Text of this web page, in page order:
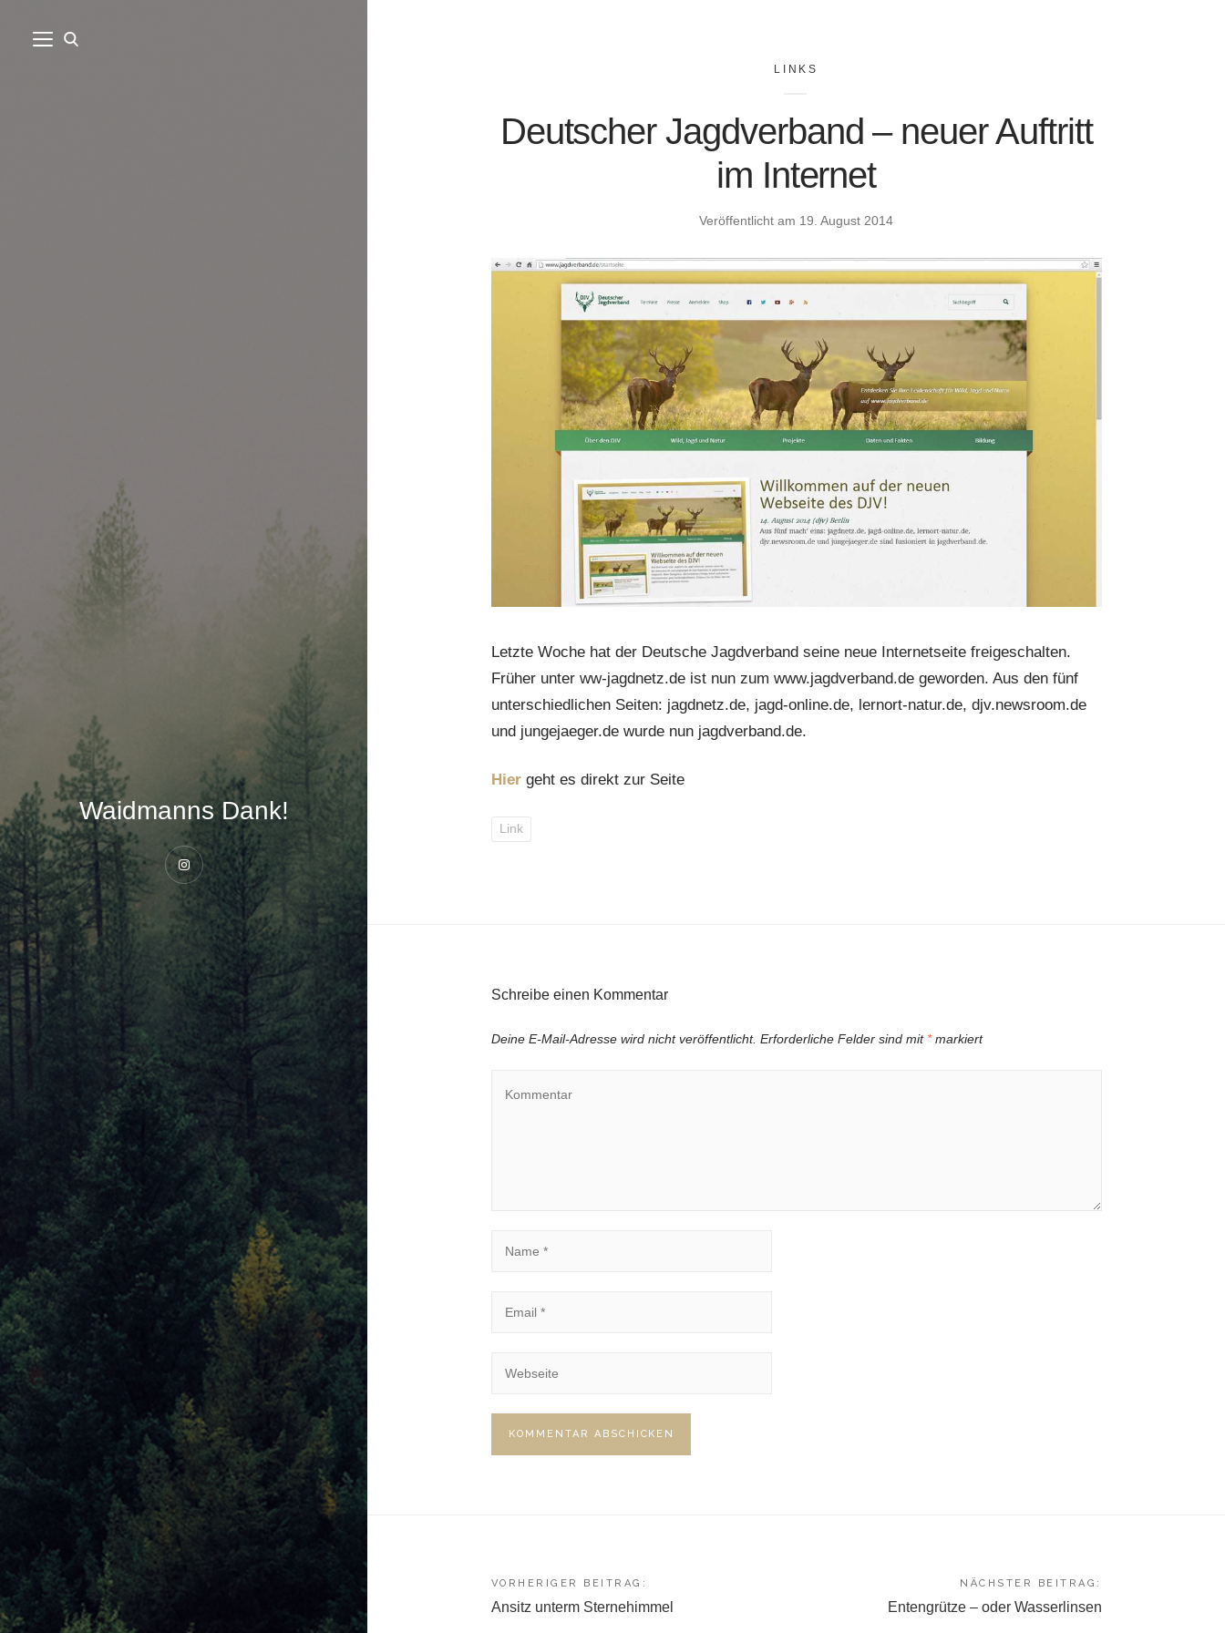
Waidmanns Dank!
Instagram
LINKS
Deutscher Jagdverband – neuer Auftritt
im Internet
Veröffentlicht am 19. August 2014
Letzte Woche hat der Deutsche Jagdverband seine neue Internetseite freigeschalten.
Früher unter ww-jagdnetz.de ist nun zum www.jagdverband.de geworden. Aus den fünf
unterschiedlichen Seiten: jagdnetz.de, jagd-online.de, lernort-natur.de, djv.newsroom.de
und jungejaeger.de wurde nun jagdverband.de.
Hiergeht es direkt zur Seite
Link
Schreibe einen Kommentar
Deine E-Mail-Adresse wird nicht veröffentlicht. Erforderliche Felder sind mit *markiert
Beitragsnavigation
VORHERIGER BEITRAG:
Ansitz unterm Sternehimmel
NÄCHSTER BEITRAG:
Entengrütze – oder Wasserlinsen